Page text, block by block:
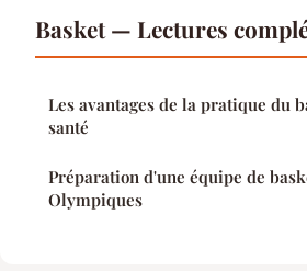
Basket — Lectures
Les avantages de la pratique du
santé
Préparation d'une équipe de
Olympiques